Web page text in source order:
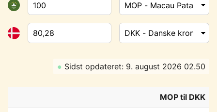
● Sidst opdateret: 9. august 2026 02.50
MOP til DKK